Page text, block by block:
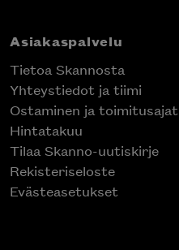
Asiakaspalvelu
Tietoa Skannosta
Yhteystiedot ja tiimi
Ostaminen ja toimitusajat
Hintatakuu
Tilaa Skanno-uutiskirje
Rekisteriseloste
Evästeasetukset